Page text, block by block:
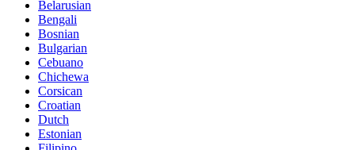
Belarusian
Bengali
Bosnian
Bulgarian
Cebuano
Chichewa
Corsican
Croatian
Dutch
Estonian